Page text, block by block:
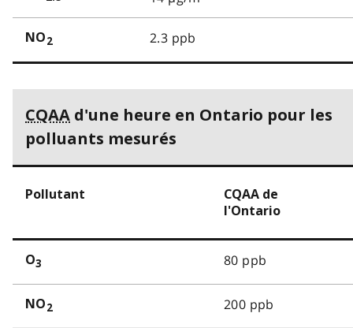
NO 2 2.3 ppb
CQAA d'une heure en Ontario pour les
polluants mesurés
Pollutant
CQAA de
l'Ontario
O3 80 ppb
NO 2 200 ppb